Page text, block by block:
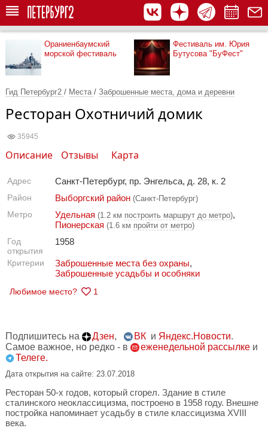
Ораниенбаумский
морской фестиваль
Фестиваль им. Юрия
Бутусова "БуФест"
Гид Петербург2 / Места / Заброшенные места, дома и деревни
Ресторан Охотничий домик
35945
Описание Отзывы Карта
Адрес Санкт-Петербург, пр. Энгельса, д. 28, к. 2
Район Выборгский район (Санкт-Петербург)
Метро Удельная (1.2 км построить маршрут до метро),
Пионерская (1.6 км пройти от метро)
Год
открытия
1958
Критерии Заброшенные места без охраны,
Заброшенные усадьбы и особняки
Любимое место? 1
Подпишитесь на Дзен, ВК и Яндекс.Новости.
Самое важное, но редко - в
еженедельной рассылке и
Телеге.
Дата открытия на сайте: 23.07.2018
Ресторан 50-х годов, который сгорел. Здание в стиле
сталинского неоклассицизма, построено в 1958 году. Внешне
постройка напоминает усадьбу в стиле классицизма XVIII
века.